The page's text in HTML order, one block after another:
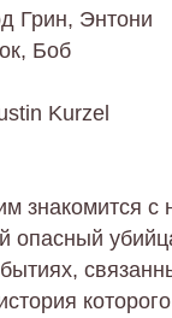
Грин, Энтони
Боб
Kurzel
знакомится
опасный